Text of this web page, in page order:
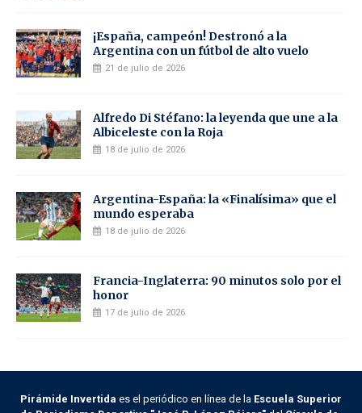
¡España, campeón! Destronó a la
Argentina con un fútbol de alto vuelo
21 de julio de 2026
Alfredo Di Stéfano: la leyenda que une a la
Albiceleste con la Roja
18 de julio de 2026
Argentina-España: la «Finalísima» que el
mundo esperaba
18 de julio de 2026
Francia-Inglaterra: 90 minutos solo por el
honor
17 de julio de 2026
Pirámide Invertida es el periódico en línea de la Escuela Superior